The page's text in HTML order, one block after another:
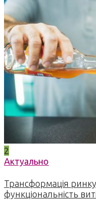
2
Актуально
Трансформація
функціональність